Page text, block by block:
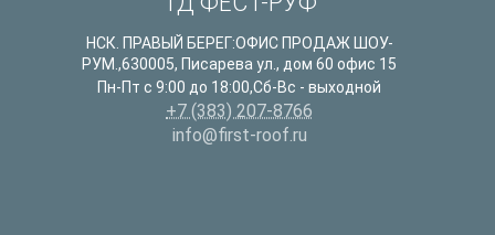
НСК. ПРАВЫЙ БЕРЕГ:ОФИС ПРОДАЖ ШОУ-
РУМ.,630005, Писарева ул., дом 60 офис 15
Пн-Пт с 9:00 до 18:00,Сб-Вс - выходной
+7 (383) 207-8766
info@first-roof.ru